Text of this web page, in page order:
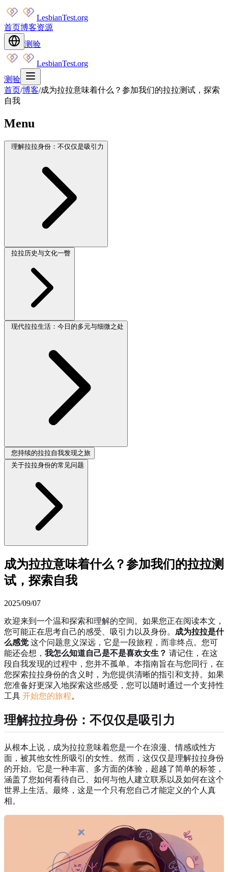
LesbianTest.org
首页博客资源
测验
LesbianTest.org
测验
首页/博客/成为拉拉意味着什么？参加我们的拉拉测试，探索
自我
Menu
理解拉拉身份：不仅仅是吸引力
拉拉历史与文化一瞥
现代拉拉生活：今日的多元与细微之处
您持续的拉拉自我发现之旅
关于拉拉身份的常见问题
成为拉拉意味着什么？参加我们的拉拉测
试，探索自我
2025/09/07
欢迎来到一个温和探索和理解的空间。如果您正在阅读本文，
您可能正在思考自己的感受、吸引力以及身份。 成为拉拉是什
么感觉 这个问题意义深远，它是一段旅程，而非终点。您可
能还会想， 我怎么知道自己是不是喜欢女生？ 请记住，在这
段自我发现的过程中，您并不孤单。本指南旨在与您同行，在
您探索拉拉身份的含义时，为您提供清晰的指引和支持。如果
您准备好更深入地探索这些感受，您可以随时通过一个支持性
工具 开始您的旅程。
理解拉拉身份：不仅仅是吸引力
从根本上说，成为拉拉意味着您是一个在浪漫、情感或性方
面，被其他女性所吸引的女性。然而，这仅仅是理解拉拉身份
的开始。它是一种丰富、多方面的体验，超越了简单的标签，
涵盖了您如何看待自己、如何与他人建立联系以及如何在这个
世界上生活。最终，这是一个只有您自己才能定义的个人真
相。